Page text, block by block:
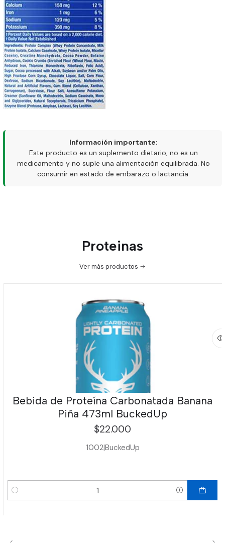
Información importante:
Este producto es un suplemento dietario, no es un
medicamento y no suple una alimentación equilibrada. No
consumir en estado de embarazo o lactancia.
Proteinas
Ver más productos
Bebida de Proteína Carbonatada Banana
Piña 473ml BuckedUp
$22.000
1002|BuckedUp
Cantidad